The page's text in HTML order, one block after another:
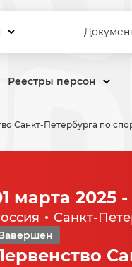
Реестры персон
марта 2025
Санкт-